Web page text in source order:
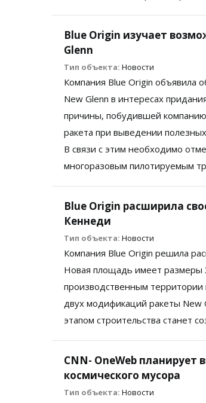
Blue Origin изучает
Glenn
Тип объекта: Новости
Компания Blue Origin объявила
New Glenn в интересах
причины, побудившей компанию
ракета при выведении
В связи с этим необходимо
многоразовым пилотируемым
Blue Origin расширила
Кеннеди
Тип объекта: Новости
Компания Blue Origin решила
Новая площадь имеет размеры
производственным территории
двух модификаций ракеты New
этапом строительства станет
CNN- OneWeb планирует
космического мусора
Тип объекта: Новости